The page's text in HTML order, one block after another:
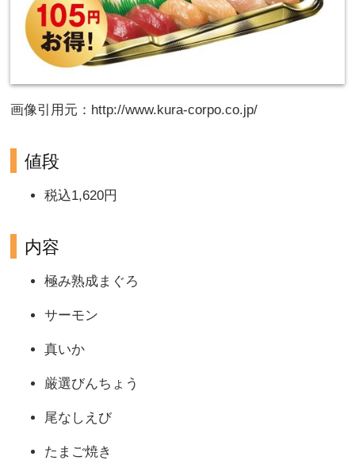
画像引用元：http://www.kura-corpo.co.jp/
値段
税込1,620円
内容
極み熟成まぐろ
サーモン
真いか
厳選びんちょう
尾なしえび
たまご焼き